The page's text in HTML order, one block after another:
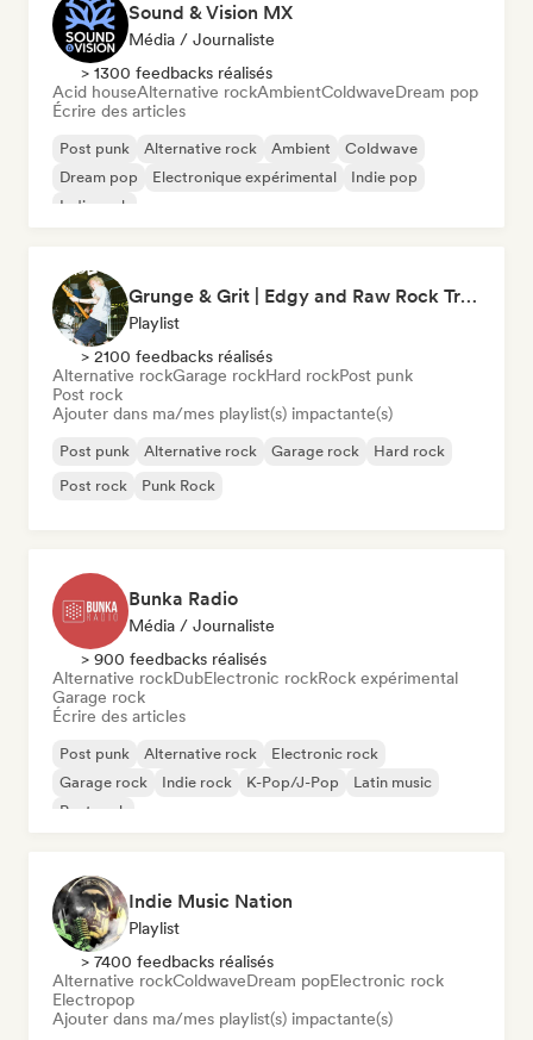
Sound & Vision MX
Média / Journaliste
> 1300 feedbacks réalisés
Acid houseAlternative rockAmbientColdwaveDream pop
Écrire des articles
Post punk Alternative rock Ambient
Coldwave
Dream pop
Electronique expérimental
Indie pop
Indie rock
Grunge & Grit | Edgy and Raw Rock Tracks
Playlist
> 2100 feedbacks réalisés
Alternative rockGarage rockHard rockPost punk
Post rock
Ajouter dans ma/mes playlist(s) impactante(s)
Post punk Alternative rock Garage rock
Hard rock
Post rock
Punk Rock
Bunka Radio
Média / Journaliste
> 900 feedbacks réalisés
Alternative rockDubElectronic rockRock expérimental
Garage rock
Écrire des articles
Post punk Alternative rock
Electronic rock
Garage rock
Indie rock K-Pop/J-Pop
Latin music
Post rock
Indie Music Nation
Playlist
> 7400 feedbacks réalisés
Alternative rockColdwaveDream popElectronic rock
Electropop
Ajouter dans ma/mes playlist(s) impactante(s)